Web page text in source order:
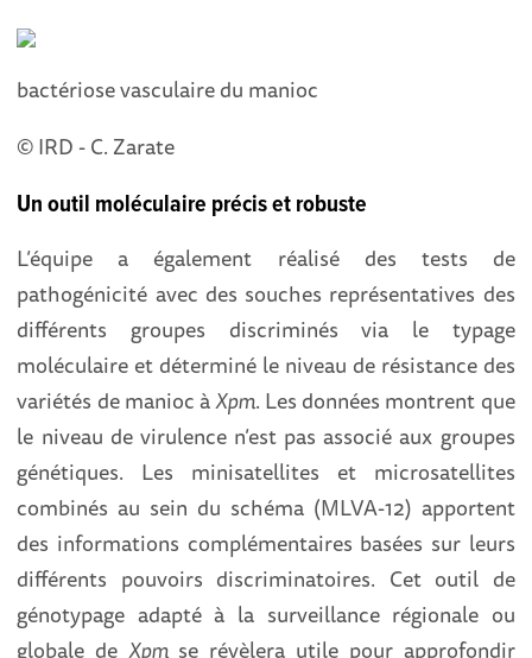
bactériose vasculaire du manioc
© IRD - C. Zarate
Un outil moléculaire précis et robuste
L’équipe a également réalisé des tests de
pathogénicité avec des souches représentatives des
différents groupes discriminés via le typage
moléculaire et déterminé le niveau de résistance des
variétés de manioc àXpm. Les données montrent que
le niveau de virulence n’est pas associé aux groupes
génétiques. Les minisatellites et microsatellites
combinés au sein du schéma (MLVA-12) apportent
des informations complémentaires basées sur leurs
différents pouvoirs discriminatoires. Cet outil de
génotypage adapté à la surveillance régionale ou
globale deXpm se révèlera utile pour approfondir